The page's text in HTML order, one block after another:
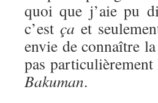
quoi que j’aie pu
c’estça et
envie de connaître
pas
Bakuman.